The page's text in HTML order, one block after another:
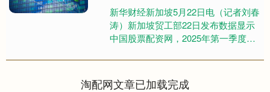
新华财经新加坡5月22日电（记者刘春
涛）新加坡贸工部22日发布数据显示
中国股票配资网，2025年第一季度，
度的5.0%有所放....
淘配网文章已加载完成